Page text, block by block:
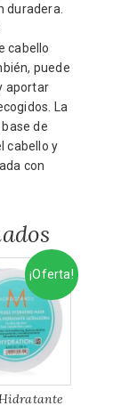
duradera.
cabello
puede
aportar
La
de
cabello y
con
¡Oferta!